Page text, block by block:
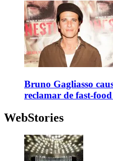
Bruno Gagliasso
reclamar de fast-
WebStories